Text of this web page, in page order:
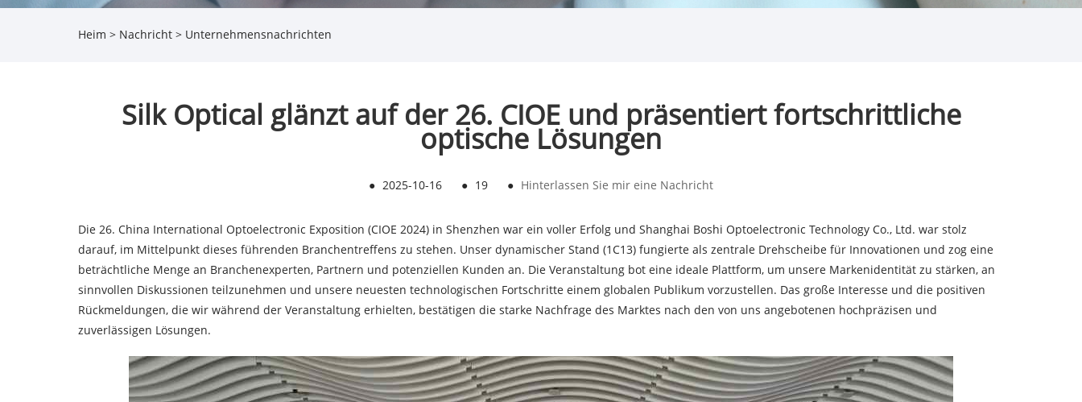
Heim > Nachricht > Unternehmensnachrichten
Silk Optical glänzt auf der 26. CIOE und präsentiert fortschrittliche
optische Lösungen
● 2025-10-16 ● 19 ● Hinterlassen Sie mir eine Nachricht
Die 26. China International Optoelectronic Exposition (CIOE 2024) in Shenzhen war ein voller Erfolg und Shanghai Boshi Optoelectronic Technology Co., Ltd. war stolz
darauf, im Mittelpunkt dieses führenden Branchentreffens zu stehen. Unser dynamischer Stand (1C13) fungierte als zentrale Drehscheibe für Innovationen und zog eine
beträchtliche Menge an Branchenexperten, Partnern und potenziellen Kunden an. Die Veranstaltung bot eine ideale Plattform, um unsere Markenidentität zu stärken, an
sinnvollen Diskussionen teilzunehmen und unsere neuesten technologischen Fortschritte einem globalen Publikum vorzustellen. Das große Interesse und die positiven
Rückmeldungen, die wir während der Veranstaltung erhielten, bestätigen die starke Nachfrage des Marktes nach den von uns angebotenen hochpräzisen und
zuverlässigen Lösungen.